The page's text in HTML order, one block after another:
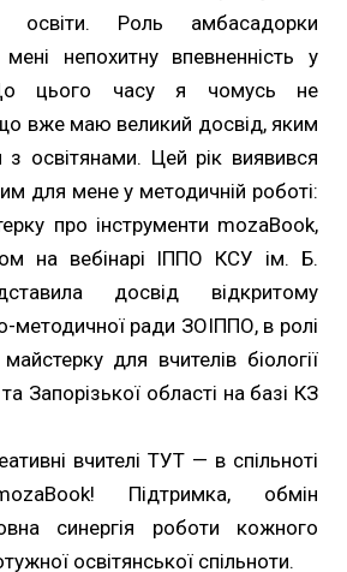
освіти. Роль амбасадорки
непохитну впевненність у
цього часу я чомусь не
вже маю великий досвід, яким
освітянами. Цей рік виявився
для мене у методичній роботі:
про інструменти mozaBook,
на вебінарі ІППО КСУ ім. Б.
досвід відкритому
методичної ради ЗОІППО, в ролі
для вчителів біології
Запорізької області на базі КЗ
вчителі ТУТ — в спільноті
Підтримка, обмін
синергія роботи кожного
освітянської спільноти.